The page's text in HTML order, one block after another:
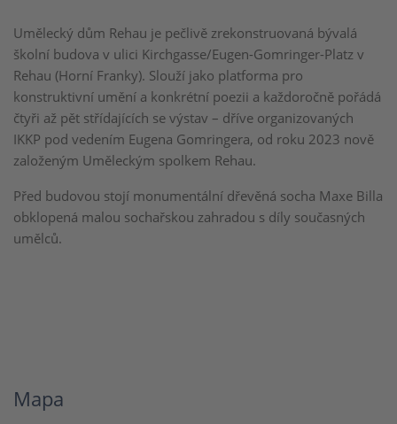
Umělecký dům Rehau je pečlivě zrekonstruovaná bývalá
školní budova v ulici Kirchgasse/Eugen-Gomringer-Platz v
Rehau (Horní Franky). Slouží jako platforma pro
konstruktivní umění a konkrétní poezii a každoročně pořádá
čtyři až pět střídajících se výstav – dříve organizovaných
IKKP pod vedením Eugena Gomringera, od roku 2023 nově
založeným Uměleckým spolkem Rehau.
Před budovou stojí monumentální dřevěná socha Maxe Billa
obklopená malou sochařskou zahradou s díly současných
umělců.
Mapa